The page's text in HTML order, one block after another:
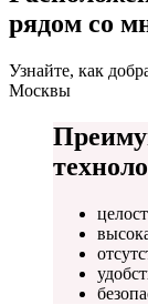
рядом со
Узнайте, как
Москвы